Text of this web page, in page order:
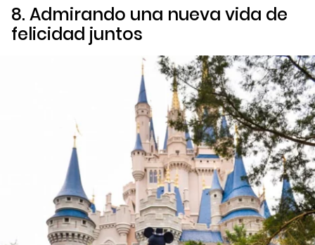
8. Admirando una nueva vida de
felicidad juntos